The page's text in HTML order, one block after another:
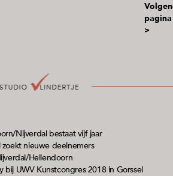
pagina
>
Nijverdal bestaat vijf jaar
nieuwe deelnemers
Hellendoorn
UWV Kunstcongres 2018 in Gorssel